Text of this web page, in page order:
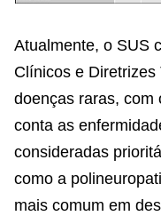
Atualmente, o SUS
Clínicos e Diretrizes
doenças raras, com
conta as
consideradas
como a
mais comum em